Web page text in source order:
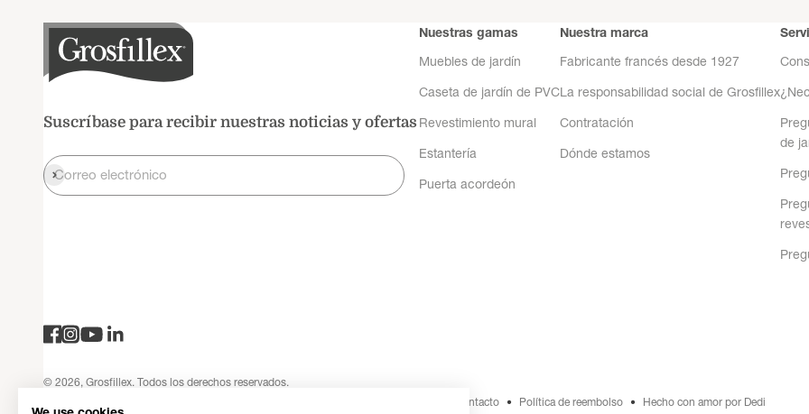
Suscríbase para recibir nuestras noticias y ofertas
Correo electrónico
Registrarse
Nuestras gamas
Muebles de jardín
Caseta de jardín de PVC
Revestimiento mural
Estantería
Puerta acordeón
Nuestra marca
Fabricante francés desde 1927
La responsabilidad social de Grosfillex
Contratación
Dónde estamos
de
© 2026, Grosfillex. Todos los derechos reservados.
Datos de contacto Política de reembolso Hecho con amor por Dedi